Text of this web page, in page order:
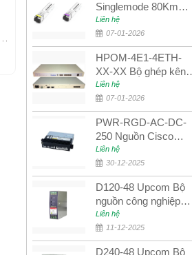
Singlemode 80Km
UPCOM MWS-12-45-
80AD/MWS-12-54-
80BD
Liên hệ
07-01-2026
HPOM-4E1-4ETH-
XX-XX Bộ ghép kênh
quang quản lý SDH
4E1+4ETH+RS232
Liên hệ
07-01-2026
PWR-RGD-AC-DC-
250 Nguồn Cisco
Industrial 250W
PoE/PoE+
Liên hệ
30-12-2025
D120-48 Upcom Bộ
nguồn công nghiệp
đầu ra đơn 120W
48VDC
Liên hệ
11-12-2025
D240-48 Upcom Bộ